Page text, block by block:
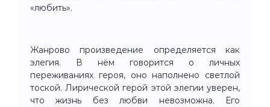
«любить».
Жанрово произведение определяется как
элегия. В нём говорится о личных
переживаниях героя, оно наполнено светлой
тоской. Лирической герой этой элегии уверен,
что жизнь без любви невозможна. Его